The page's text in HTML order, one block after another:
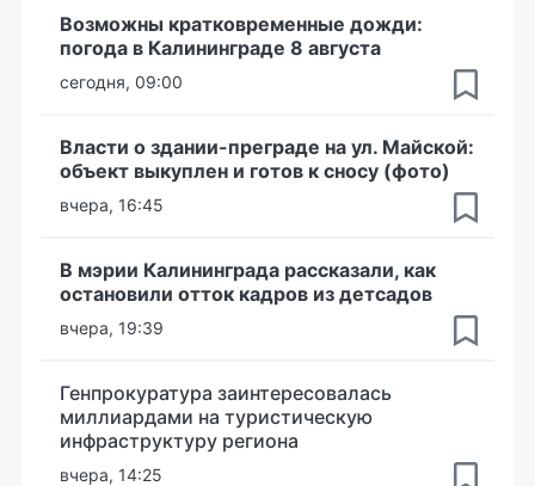
Возможны кратковременные дожди:
погода в Калининграде 8 августа
сегодня, 09:00
Власти о здании-преграде на ул. Майской:
объект выкуплен и готов к сносу (фото)
вчера, 16:45
В мэрии Калининграда рассказали, как
остановили отток кадров из детсадов
вчера, 19:39
Генпрокуратура заинтересовалась
миллиардами на туристическую
инфраструктуру региона
вчера, 14:25